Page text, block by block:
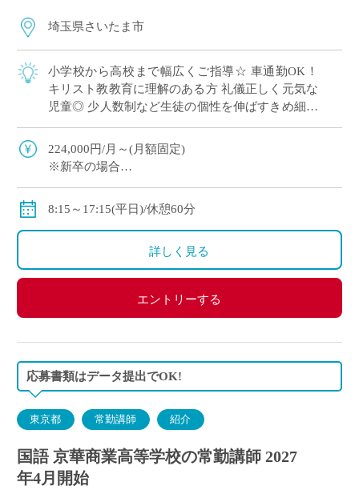
埼玉県さいたま市
小学校から高校まで幅広くご指導☆ 車通勤OK！
キリスト教教育に理解のある方 礼儀正しく元気な
児童◎ 少人数制など生徒の個性を伸ばすきめ細や
224,000円/月～(月額固定)
※新卒の場合
8:15～17:15(平日)/休憩60分
詳しく見る
エントリーする
応募書類はデータ提出でOK!
東京都 常勤講師 紹介
国語 京華商業高等学校の常勤講師 2027
年4月開始